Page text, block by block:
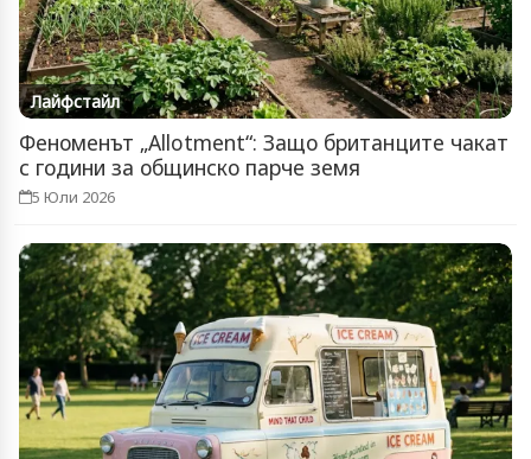
Лайфстайл
Феноменът „Allotment“: Защо британците чакат
с години за общинско парче земя
5 Юли 2026